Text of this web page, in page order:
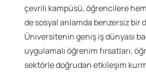
çevrili kampüsü, öğrencilere
de sosyal anlamda benzersiz bir
Üniversitenin geniş iş dünyası
uygulamalı öğrenim fırsatları,
sektörle doğrudan etkileşim